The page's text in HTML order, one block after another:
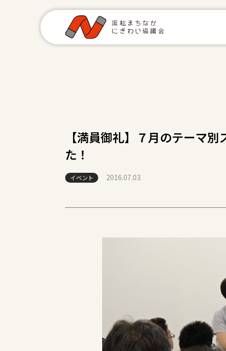
【満員御礼】７月のテーマ
た！
イベント 2016.07.03